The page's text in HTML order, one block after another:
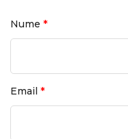
Nume *
Email *